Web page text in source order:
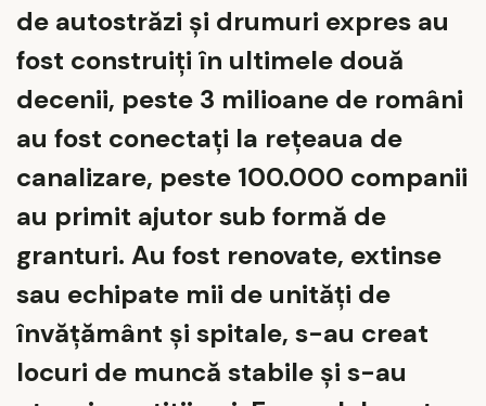
de autostrăzi și drumuri expres au
fost construiți în ultimele două
decenii, peste 3 milioane de români
au fost conectați la rețeaua de
canalizare, peste 100.000 companii
au primit ajutor sub formă de
granturi. Au fost renovate, extinse
sau echipate mii de unități de
învățământ și spitale, s-au creat
locuri de muncă stabile și s-au